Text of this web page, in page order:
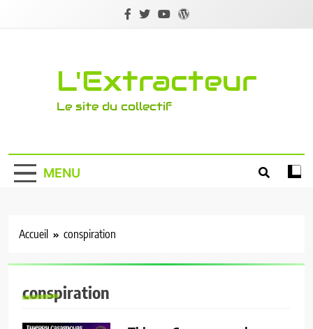
L'Extracteur
Le site du collectif
MENU
Accueil conspiration
conspiration